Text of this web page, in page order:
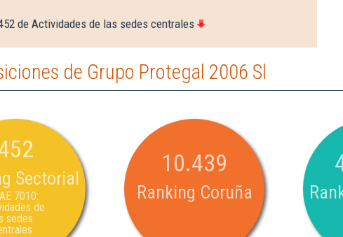
de Actividades de las sedes centrales
de Grupo Protegal 2006 Sl
Sectorial
7010:
de
sedes
10.439
Ranking Coruña